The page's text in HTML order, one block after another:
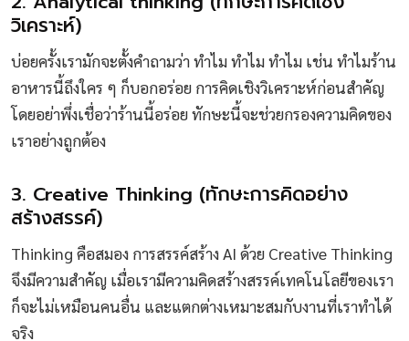
วิเคราะห์)
บ่อยครั้งเรามักจะตั้งคำถามว่า ทำไม ทำไม ทำไม เช่น ทำไมร้าน
อาหารนี้ถึงใคร ๆ ก็บอกอร่อย การคิดเชิงวิเคราะห์ก่อนสำคัญ
โดยอย่าพึ่งเชื่อว่าร้านนี้อร่อย ทักษะนี้จะช่วยกรองความคิดของ
เราอย่างถูกต้อง
3. Creative Thinking (ทักษะการคิดอย่าง
สร้างสรรค์)
Thinking คือสมอง การสรรค์สร้าง AI ด้วย Creative Thinking
จึงมีความสำคัญ เมื่อเรามีความคิดสร้างสรรค์เทคโนโลยีของเรา
ก็จะไม่เหมือนคนอื่น และแตกต่างเหมาะสมกับงานที่เราทำได้
จริง